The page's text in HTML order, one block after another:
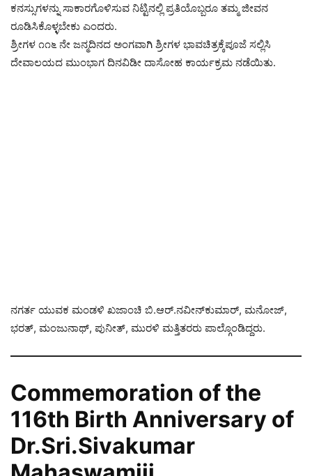
ಕನಸ್ಸುಗಳನ್ನು ಸಾಕಾರಗೊಳಿಸುವ ನಿಟ್ಟಿನಲ್ಲಿ ಪ್ರತಿಯೊಬ್ಬರೂ ತಮ್ಮ ಜೀವನ
ರೂಡಿಸಿಕೊಳ್ಳಬೇಕು ಎಂದರು.
ಶ್ರೀಗಳ ೧೧೬ ನೇ ಜನ್ಮದಿನದ ಅಂಗವಾಗಿ ಶ್ರೀಗಳ ಭಾವಚಿತ್ರಕ್ಕೆಪೂಜೆ ಸಲ್ಲಿಸಿ
ದೇವಾಲಯದ ಮುಂಭಾಗ ದಿನವಿಡೀ ದಾಸೋಹ ಕಾರ್ಯಕ್ರಮ ನಡೆಯಿತು.
ನಗರ್ತ ಯುವಕ ಮಂಡಳಿ ಖಜಾಂಚಿ ಬಿ.ಆರ್.ನವೀನ್‌ಕುಮಾರ್, ಮನೋಜ್,
ಭರತ್, ಮಂಜುನಾಥ್, ಪುನೀತ್, ಮುರಳಿ ಮತ್ತಿತರರು ಪಾಲ್ಗೊಂಡಿದ್ದರು.
Commemoration of the
116th Birth Anniversary of
Dr.Sri.Sivakumar